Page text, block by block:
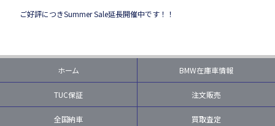
ご好評につきSummer Sale延長開催中です！！
ホーム BMW在庫車情報
TUC保証 注文販売
全国納車 買取査定